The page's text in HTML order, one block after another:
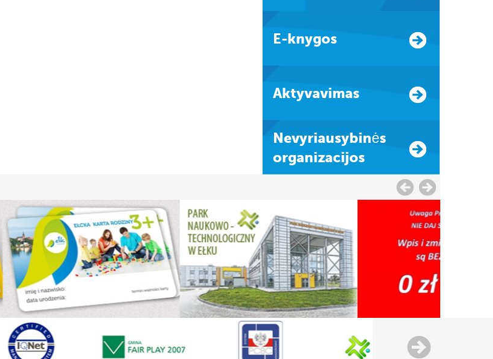
E-knygos
Aktyvavimas
Nevyriausybinės
organizacijos